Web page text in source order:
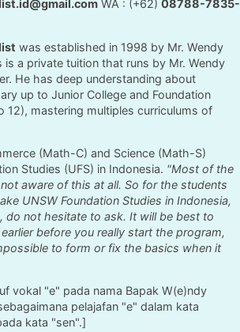
WA : (+62) 08788-7835-
was established in 1998 by Mr. Wendy
is a private tuition that runs by Mr. Wendy
He has deep understanding about
up to Junior College and Foundation
12), mastering multiples curriculums of
(Math-C) and Science (Math-S)
Studies (UFS) in Indonesia. "Most of the
aware of this at all. So for the students
UNSW Foundation Studies in Indonesia,
do not hesitate to ask. It will be best to
before you really start the program,
to form or fix the basics when it
vokal "e" pada nama Bapak W(e)ndy
pelajafan "e" dalam kata
kata "sen".]